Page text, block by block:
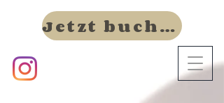
Jetzt buchen